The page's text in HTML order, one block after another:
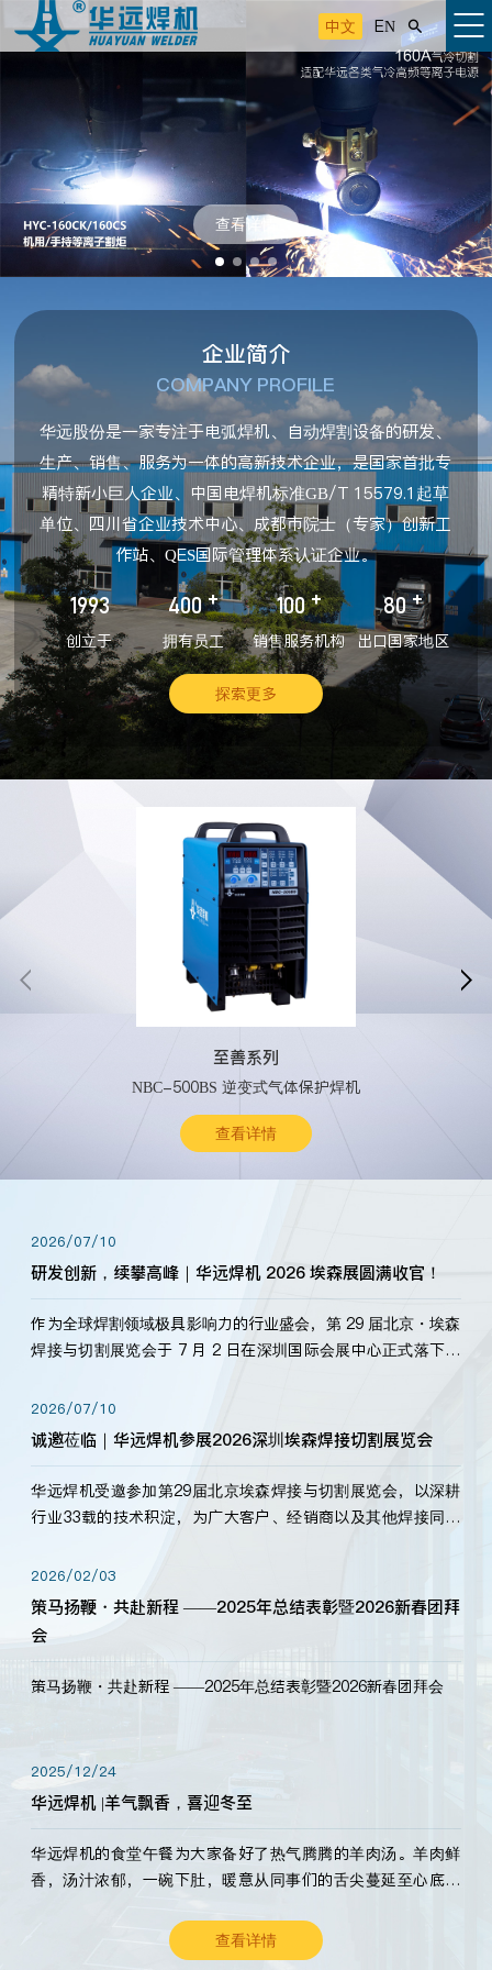
中文 EN 
查看详情
企业简介
COMPANY PROFILE
华远股份是一家专注于电弧焊机、自动焊割设备的研发、
生产、销售、服务为一体的高新技术企业，是国家首批专
精特新小巨人企业、中国电焊机标准GB/T 15579.1起草
单位、四川省企业技术中心、成都市院士（专家）创新工
作站、QES国际管理体系认证企业。
1993
创立于
400 +
拥有员工
100 +
销售服务机构
80 +
出口国家地区
探索更多
至善系列
NBC-500BS 逆变式气体保护焊机
查看详情
 
2026/07/10
研发创新，续攀高峰｜华远焊机 2026 埃森展圆满收官！
作为全球焊割领域极具影响力的行业盛会，第 29 届北京・埃森
焊接与切割展览会于 7 月 2 日在深圳国际会展中心正式落下帷
标准，持之以恒研发新产品、新技术。新老客户、行业伙伴、
海内外客户为目睹公司发布的新产…
2026/07/10
诚邀莅临｜华远焊机参展2026深圳埃森焊接切割展览会
华远焊机受邀参加第29届北京埃森焊接与切割展览会，以深耕
行业33载的技术积淀，为广大客户、经销商以及其他焊接同仁
2026/02/03
策马扬鞭・共赴新程 ——2025年总结表彰暨2026新春团拜
会
策马扬鞭・共赴新程 ——2025年总结表彰暨2026新春团拜会
2025/12/24
华远焊机 |羊气飘香，喜迎冬至
华远焊机的食堂午餐为大家备好了热气腾腾的羊肉汤。羊肉鲜
香，汤汁浓郁，一碗下肚，暖意从同事们的舌尖蔓延至心底。
查看详情